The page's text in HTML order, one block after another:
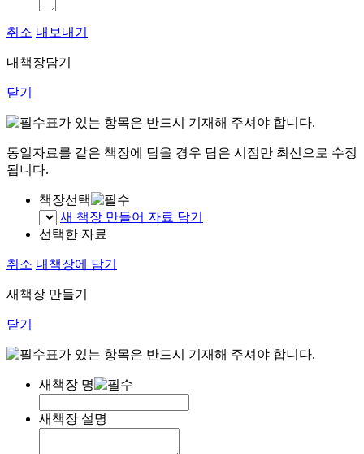
취소 내보내기
내책장담기
닫기
표가 있는 항목은 반드시 기재해 주셔야 합니다.
동일자료를 같은 책장에 담을 경우 담은 시점만 최신으로 수정
됩니다.
책장선택
새 책장 만들어 자료 담기
선택한 자료
취소 내책장에 담기
새책장 만들기
닫기
표가 있는 항목은 반드시 기재해 주셔야 합니다.
새책장 명
새책장 설명